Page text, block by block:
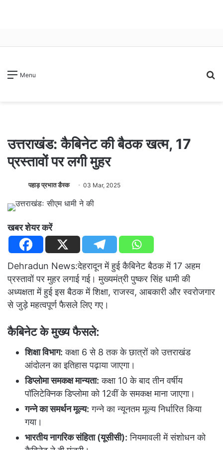
Menu
उत्तराखंड: कैबिनेट की बैठक खत्म, 17
प्रस्तावों पर लगी मुहर
पहाड़ प्रभात डैस्क 03 Mar, 2025
खबर शेयर करें
Dehradun News:देहरादून में हुई कैबिनेट बैठक में 17 अहम
प्रस्तावों पर मुहर लगाई गई। मुख्यमंत्री पुष्कर सिंह धामी की
अध्यक्षता में हुई इस बैठक में शिक्षा, राजस्व, आबकारी और स्वरोजगार
से जुड़े महत्वपूर्ण फैसले लिए गए।
कैबिनेट के मुख्य फैसले:
शिक्षा विभाग: कक्षा 6 से 8 तक के छात्रों को उत्तराखंड
आंदोलन का इतिहास पढ़ाया जाएगा।
डिप्लोमा समकक्ष मान्यता: कक्षा 10 के बाद तीन वर्षीय
पॉलिटेक्निक डिप्लोमा को 12वीं के समकक्ष माना जाएगा।
गन्ने का समर्थन मूल्य: गन्ने का न्यूनतम मूल्य निर्धारित किया
गया।
भारतीय नागरिक संहिता (यूसीसी): नियमावली में संशोधन को